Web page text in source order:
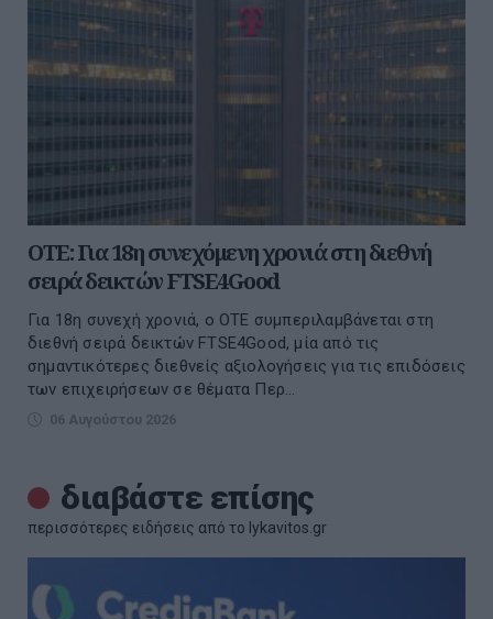
ΟΤΕ: Για 18η συνεχόμενη χρονιά στη διεθνή
σειρά δεικτών FTSE4Good
Για 18η συνεχή χρονιά, ο ΟΤΕ συμπεριλαμβάνεται στη
διεθνή σειρά δεικτών FTSE4Good, μία από τις
σημαντικότερες διεθνείς αξιολογήσεις για τις επιδόσεις
των επιχειρήσεων σε θέματα Περ...
06 Αυγούστου 2026
διαβάστε επίσης
περισσότερες ειδήσεις από το lykavitos.gr